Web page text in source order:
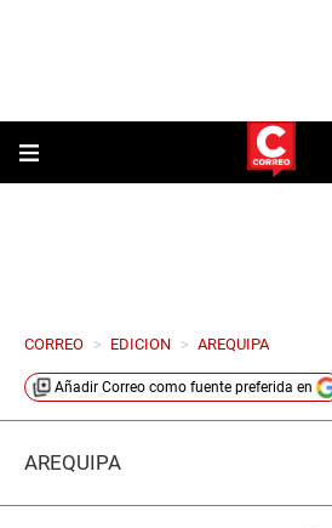
CORREO > EDICION > AREQUIPA
Añadir Correo como fuente preferida en
AREQUIPA